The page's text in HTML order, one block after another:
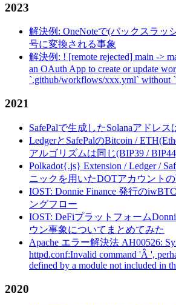
2023
解決例: OneNoteで(バックスラッ
号に変換される事象
解決例: ! [remote rejected] main ->
an OAuth App to create or update
`.github/workflows/xxx.yml` without
2021
SafePalで生成したSolanaアドレ
LedgerとSafePalのBitcoin /
アルゴリズムは同じ(BIP39 /
Polkadot{.js} Extension / Ledger /
ニックを用いたDOTアカウント
IOST: Donnie Finance 発行の
ングフロー
IOST: DeFiプラットフォーム
ウン事象についてまとめてみた
Apache エラー解決法 AH00526:
httpd.conf:Invalid command 'Â ',
defined by a module not included in
2020